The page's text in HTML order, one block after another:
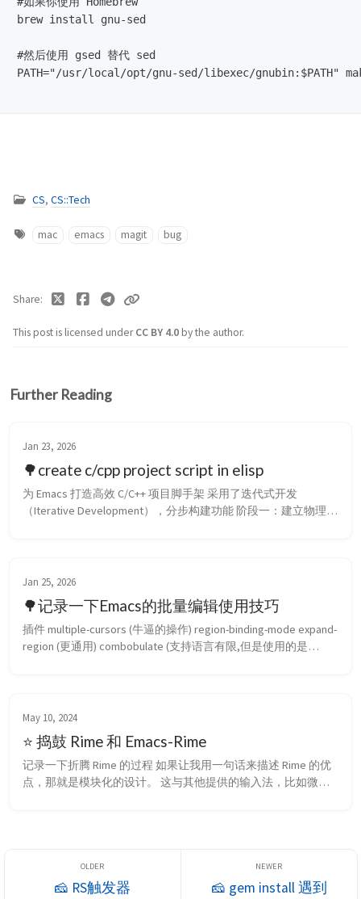
brew install gnu-sed
#然后使用 gsed 替代 sed
PATH="/usr/local/opt/gnu-sed/libexec/gnubin:$PATH"
CS, CS::Tech
mac emacs magit bug
This post is licensed underCC BY 4.0by the author.
Share
Further Reading
Jan 23, 2026
🌳create c/cpp project script in elisp
为 Emacs 打造高效 C/C++ 项目脚手架 采用了迭代式开发
（Iterative Development），分步构建功能 阶段一：建立物理骨
Jan 25, 2026
🌳记录一下Emacs的批量编辑使用技巧
插件 multiple-cursors (牛逼的操作) region-binding-mode expand-
region (更通用) combobulate (支持语言有限,但是使用的是
May 10, 2024
⭐️ 捣鼓 Rime 和 Emacs-Rime
记录一下折腾 Rime 的过程 如果让我用一句话来描述 Rime 的优
点，那就是模块化的设计。 这与其他提供的输入法，比如微
器和编辑器之间来回切换...
🧀 RS触发器
🧀 gem install 遇到